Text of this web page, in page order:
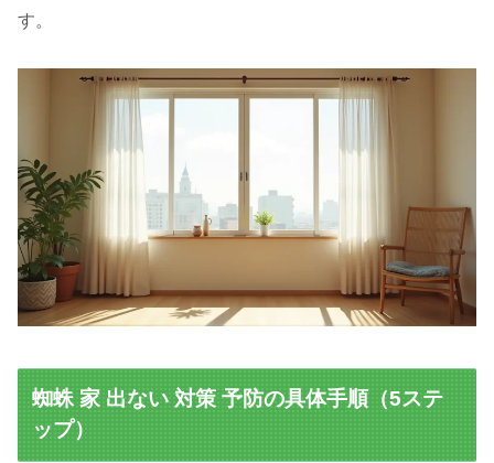
す。
蜘蛛 家 出ない 対策 予防の具体手順（5ステ
ップ）